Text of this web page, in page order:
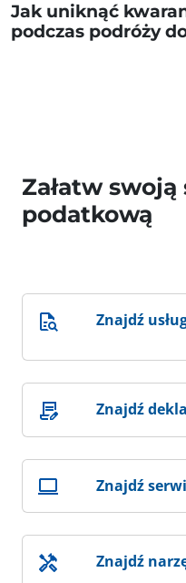
Jak uniknąć
podczas podróży
Załatw swoją
podatkową
Znajdź
Znajdź
Znajdź
Znajdź